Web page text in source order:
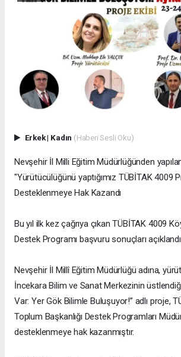
Erkek| Kadın (Haberi Sesli Oku)
Nevşehir İl Milli Eğitim Müdürlüğünden
"Yürütücülüğünü yaptığımız TÜBİTAK 4009
Desteklenmeye Hak Kazandı
Bu yıl ilk kez çağrıya çıkan TÜBİTAK 4009
Destek Programı başvuru sonuçları
Nevşehir İl Millî Eğitim Müdürlüğü adına,
İncekara Bilim ve Sanat Merkezinin
Var: Yer Gök Bilimle Buluşuyor!” adlı proje,
Toplum Başkanlığı Destek Programları
desteklenmeye hak kazanmıştır.